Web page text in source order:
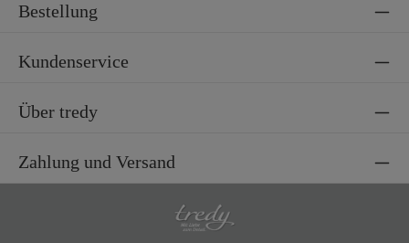
Bestellung
Kundenservice
Über tredy
Zahlung und Versand